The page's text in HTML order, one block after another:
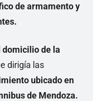
de armamento y
domicilio de la
dirigía las
ubicado en
de Mendoza.